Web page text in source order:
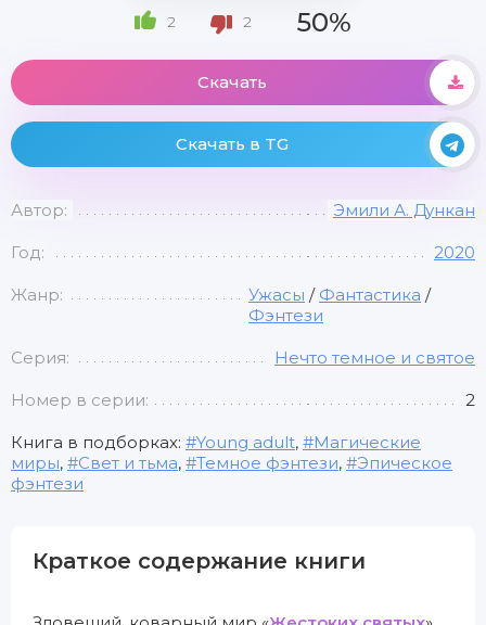
2 2 50%
Скачать
Скачать в TG
Автор: Эмили А. Дункан
Год: 2020
Жанр: Ужасы / Фантастика /
Фэнтези
Серия: Нечто темное и святое
Номер в серии: 2
Книга в подборках: Young adult,
Магические
миры, Свет и тьма, Темное фэнтези,
Эпическое
фэнтези
Краткое содержание книги